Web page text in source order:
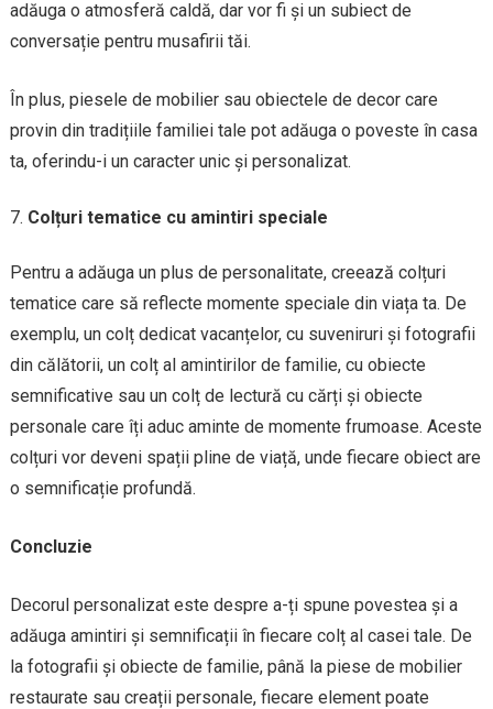
adăuga o atmosferă caldă, dar vor fi și un subiect de
conversație pentru musafirii tăi.
În plus, piesele de mobilier sau obiectele de decor care
provin din tradițiile familiei tale pot adăuga o poveste în casa
ta, oferindu-i un caracter unic și personalizat.
Colțuri tematice cu amintiri speciale
Pentru a adăuga un plus de personalitate, creează colțuri
tematice care să reflecte momente speciale din viața ta. De
exemplu, un colț dedicat vacanțelor, cu suveniruri și fotografii
din călătorii, un colț al amintirilor de familie, cu obiecte
semnificative sau un colț de lectură cu cărți și obiecte
personale care îți aduc aminte de momente frumoase. Aceste
colțuri vor deveni spații pline de viață, unde fiecare obiect are
o semnificație profundă.
Concluzie
Decorul personalizat este despre a-ți spune povestea și a
adăuga amintiri și semnificații în fiecare colț al casei tale. De
la fotografii și obiecte de familie, până la piese de mobilier
restaurate sau creații personale, fiecare element poate